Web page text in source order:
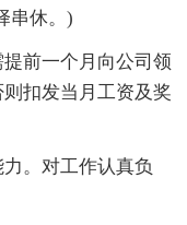
串休。)
前一个月向公司领
扣发当月工资及奖
。对工作认真负